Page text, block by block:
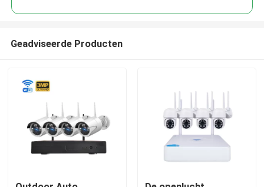
Geadviseerde Producten